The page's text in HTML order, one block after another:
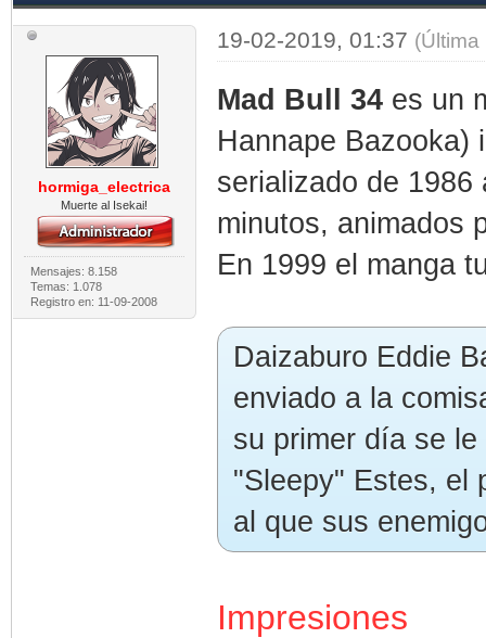
hormiga_electrica
Muerte al Isekai!
Mensajes: 8.158
Temas: 1.078
Registro en: 11-09-2008
19-02-2019, 01:37
Mad Bull 34 es un
Hannape
serializado de
minutos, animados
En 1999 el manga
Daizaburo Eddie
enviado a la
su primer día se
"Sleepy" Estes, el
al que sus
Impresiones